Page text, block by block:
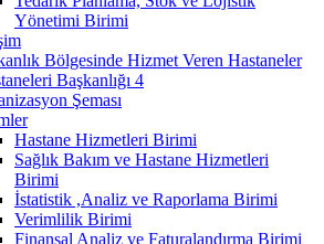
Yönetimi Birimi
Bölgesinde Hizmet Veren Hastaneler
Başkanlığı 4
Şeması
Hastane Hizmetleri Birimi
Sağlık Bakım ve Hastane Hizmetleri
Birimi
İstatistik ,Analiz ve Raporlama Birimi
Verimlilik Birimi
Finansal Analiz ve Faturalandırma Birimi